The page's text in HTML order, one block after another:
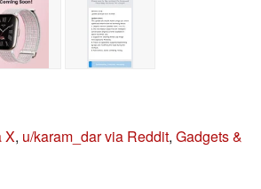
X, u/karam_dar via Reddit, Gadgets &